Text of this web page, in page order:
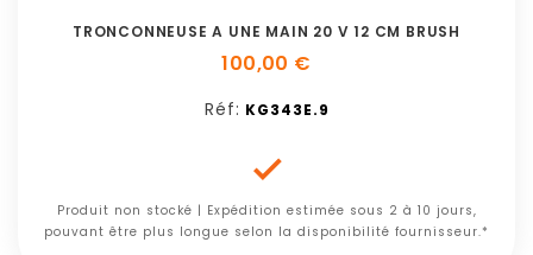
TRONCONNEUSE A UNE MAIN 20 V 12 CM BRUSH
100,00 €
Réf: KG343E.9

Produit non stocké | Expédition estimée sous 2 à 10 jours,
pouvant être plus longue selon la disponibilité fournisseur.*